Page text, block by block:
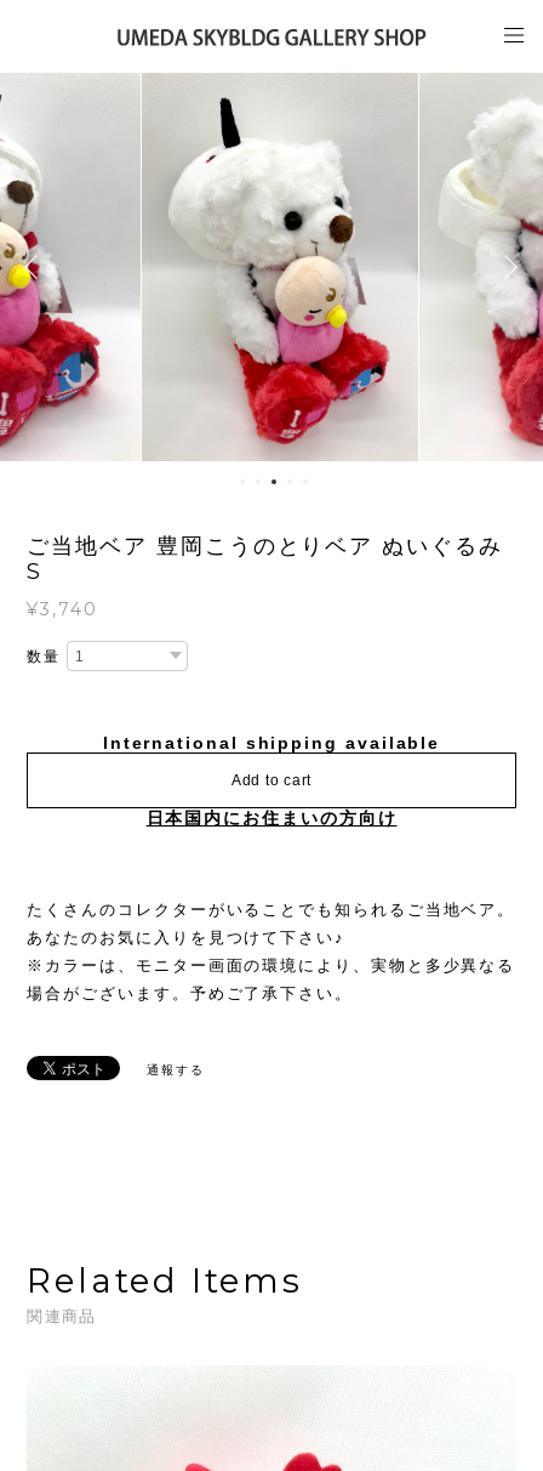
ご当地ベア 豊岡こうのとりベア ぬいぐるみ
S
¥3,740
数量
International shipping available
Add to cart
日本国内にお住まいの方向け
たくさんのコレクターがいることでも知られるご当地ベア。
あなたのお気に入りを見つけて下さい♪
※カラーは、モニター画面の環境により、実物と多少異なる
場合がございます。予めご了承下さい。
通報する
Related Items
関連商品